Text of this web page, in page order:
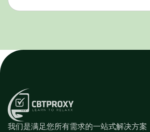
我们是满足您所有需求的一站式解决方案